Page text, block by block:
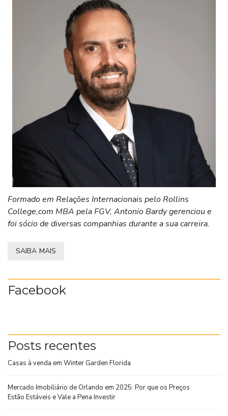
Formado em Relações Internacionais pelo Rollins
College,com MBA pela FGV, Antonio Bardy gerenciou e
foi sócio de diversas companhias durante a sua carreira.
SAIBA MAIS
Facebook
Posts recentes
Casas à venda em Winter Garden Florida
Mercado Imobiliário de Orlando em 2025: Por que os Preços
Estão Estáveis e Vale a Pena Investir